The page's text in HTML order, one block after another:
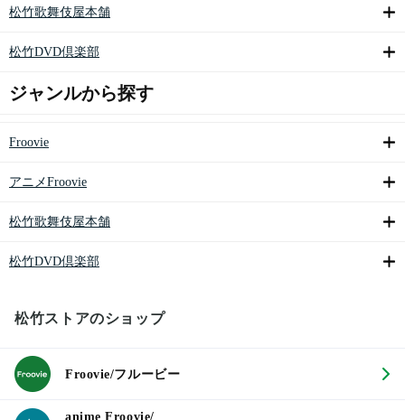
松竹歌舞伎屋本舗
松竹DVD倶楽部
ジャンルから探す
Froovie
アニメFroovie
松竹歌舞伎屋本舗
松竹DVD倶楽部
松竹ストアのショップ
Froovie/フルービー
anime Froovie/